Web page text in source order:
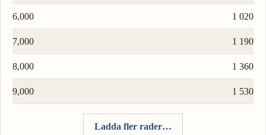
6,000 1 020
7,000 1 190
8,000 1 360
9,000 1 530
Ladda fler rader…